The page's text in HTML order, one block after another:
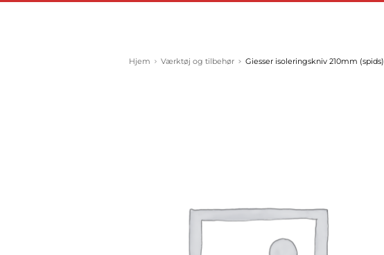
Hjem Værktøj og tilbehør Giesser isoleringskniv 210mm (spids)